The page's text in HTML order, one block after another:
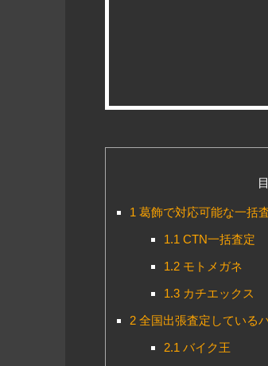
1 葛飾で対応可能な一括
1.1CTN一括査定
1.2モトメガネ
1.3カチエックス
2 全国出張査定している
2.1バイク王